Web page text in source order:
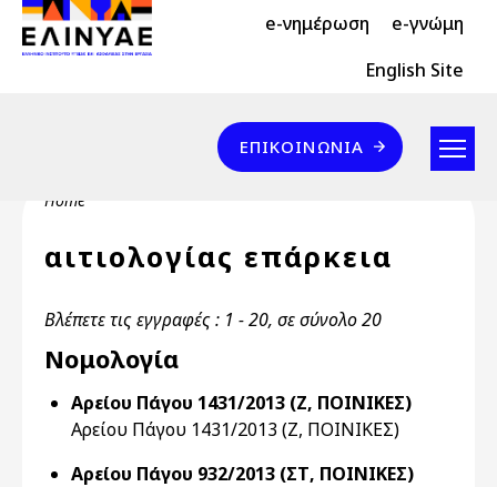
Skip to main content
Header Top 2 e-νημέρωση e-γνώμη
Header Top English Site
Επικοινωνία
ΕΠΙΚΟΙΝΩΝΊΑ
Breadcrumb
Home
αιτιολογίας επάρκεια
Βλέπετε τις εγγραφές : 1 - 20, σε σύνολο 20
Νομολογία
Αρείου Πάγου 1431/2013 (Ζ, ΠΟΙΝΙΚΕΣ)
Αρείου Πάγου 1431/2013 (Ζ, ΠΟΙΝΙΚΕΣ)
Αρείου Πάγου 932/2013 (ΣΤ, ΠΟΙΝΙΚΕΣ)